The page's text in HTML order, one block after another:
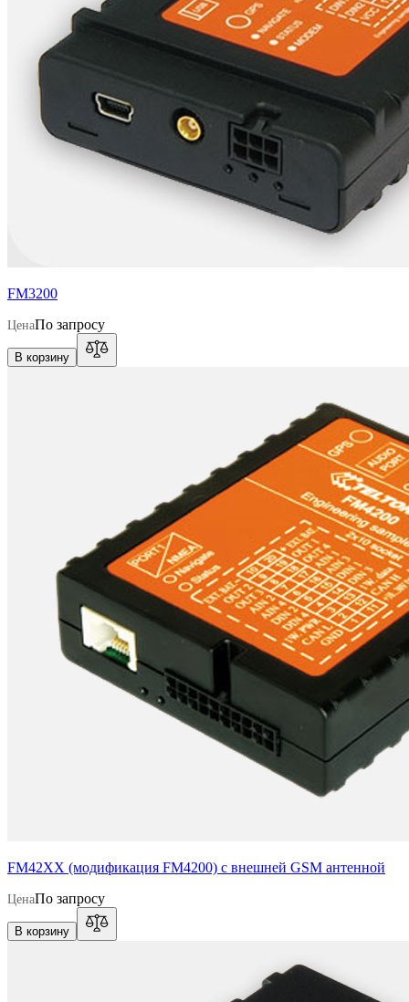
FM3200
ЦенаПо запросу
В корзину
FM42XX (модификация FM4200) с внешней GSM антенной
ЦенаПо запросу
В корзину